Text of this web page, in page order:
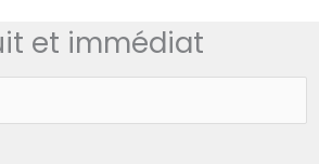
et immédiat